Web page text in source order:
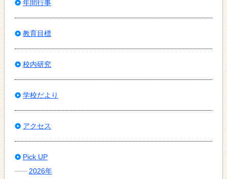
年間行事
教育目標
校内研究
学校だより
アクセス
Pick UP
2026年